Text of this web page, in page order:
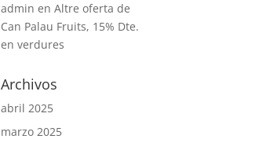
admin enAltre oferta de
Can Palau Fruits, 15% Dte.
en verdures
Archivos
abril 2025
marzo 2025